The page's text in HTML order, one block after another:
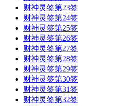
财神灵签第23签
财神灵签第24签
财神灵签第25签
财神灵签第26签
财神灵签第27签
财神灵签第28签
财神灵签第29签
财神灵签第30签
财神灵签第31签
财神灵签第32签